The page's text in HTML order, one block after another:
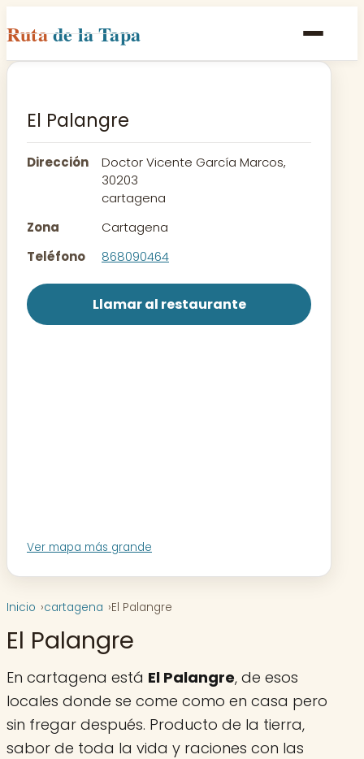
Rutade la Tapa
Inicio
Rutas
Contacto
El Palangre
Dirección
Doctor Vicente García Marcos,
30203
cartagena
Zona
Cartagena
Teléfono
868090464
Llamar al restaurante
Ver mapa más grande
Inicio cartagena El Palangre
El Palangre
En cartagena está El Palangre, de esos
locales donde se come como en casa pero
sin fregar después. Producto de la tierra,
sabor de toda la vida y raciones con las